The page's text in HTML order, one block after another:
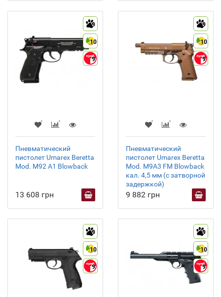
9
10
9
Пневматический
пистолет Umarex Beretta
Mod. M92 A1 Blowback
13 608 грн
9
10
9
Пневматический
пистолет Umarex Beretta
Mod. M9A3 FM Blowback
кал. 4,5 мм (с затворной
задержкой)
9 882 грн
9
10
9
9
10
9